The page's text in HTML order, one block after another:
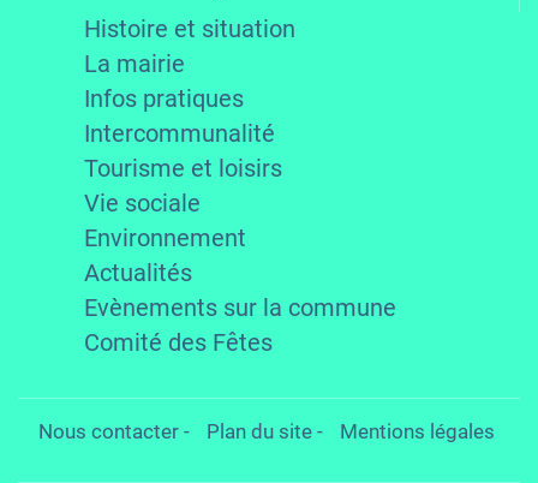
Histoire et situation
La mairie
Infos pratiques
Intercommunalité
Tourisme et loisirs
Vie sociale
Environnement
Actualités
Evènements sur la commune
Comité des Fêtes
Nous contacter- Plan du site- Mentions légales